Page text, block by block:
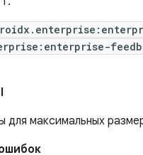
для максимальных